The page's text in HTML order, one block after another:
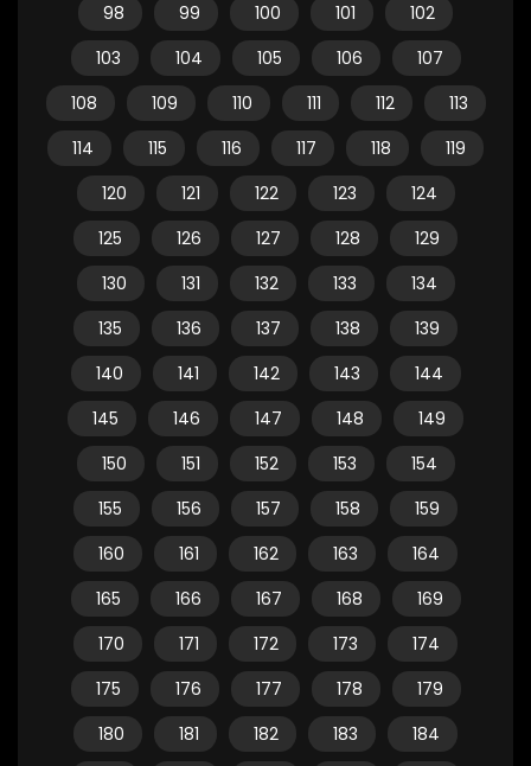
98
99 100 101
102
103
104 105 106
107
108
109 110 111 112
113
114
115 116 117 118
119
120
121 122 123
124
125
126 127 128
129
130
131 132 133
134
135
136 137 138
139
140
141 142 143
144
145
146 147 148
149
150
151 152 153
154
155
156 157 158
159
160
161 162 163
164
165
166 167 168
169
170
171 172 173
174
175
176 177 178
179
180
181 182 183
184